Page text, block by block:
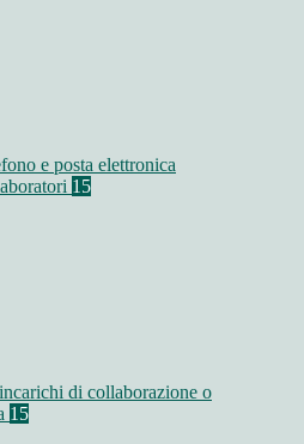
e posta elettronica
15
di collaborazione o
15